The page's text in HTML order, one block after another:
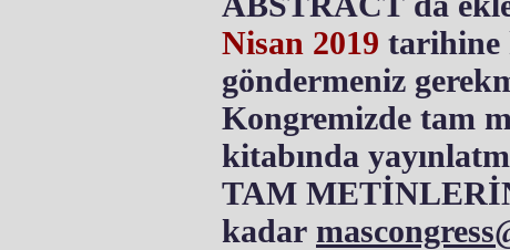
Nisan 2019 tarihine
göndermeniz
Kongremizde tam
kitabında
TAM
kadar